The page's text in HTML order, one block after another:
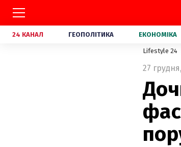
24 КАНАЛ ГЕОПОЛІТИКА ЕКОНОМІКА
Lifestyle 24
27 грудня,